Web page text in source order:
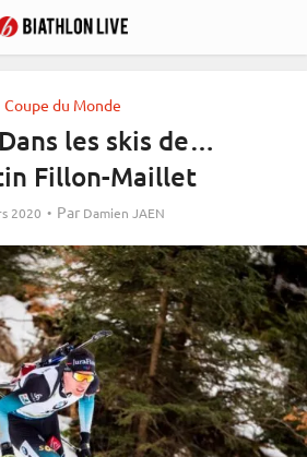
Coupe du Monde
les skis de…
Fillon-Maillet
2020 Par Damien JAEN